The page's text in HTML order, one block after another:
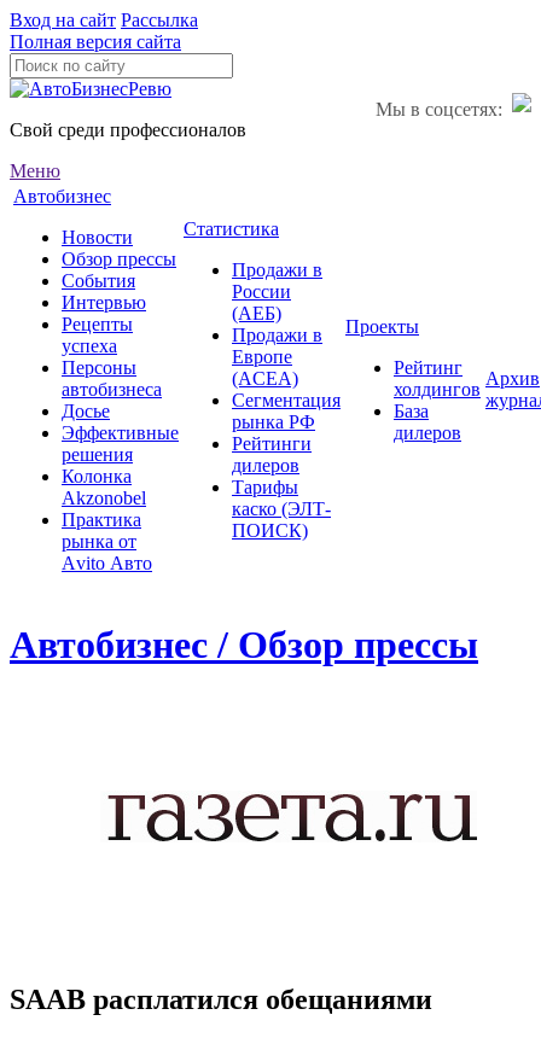
Вход на сайт Рассылка
Полная версия сайта
Мы в соцсетях:
Свой среди профессионалов
Меню
Автобизнес
Новости
Обзор прессы
События
Интервью
Рецепты
успеха
Персоны
автобизнеса
Досье
Эффективные
решения
Колонка
Akzonobel
Практика
рынка от
Аvito Авто
Статистика
Продажи в
России
(АЕБ)
Продажи в
Европе
(ACEA)
Сегментация
рынка РФ
Рейтинги
дилеров
Тарифы
каско (ЭЛТ-
ПОИСК)
Проекты
Рейтинг
холдингов
База
дилеров
Архив
Автобизнес / Обзор прессы
SAAB расплатился обещаниями